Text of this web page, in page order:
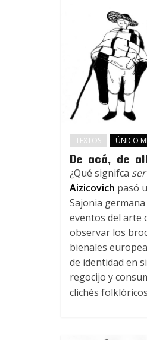
TEXTOS ÚNICO
De acá, de
¿Qué signifca ser
Aizicovich pasó
Sajonia
eventos del arte
observar los
bienales
de identidad en
regocijo y
clichés